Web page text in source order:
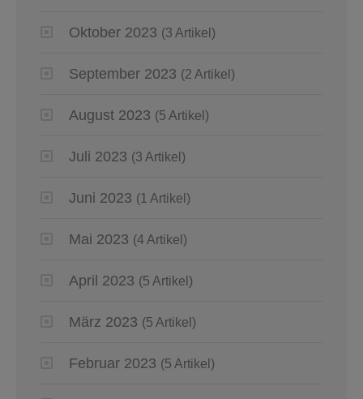
Oktober 2023 (3 Artikel)
September 2023 (2 Artikel)
August 2023 (5 Artikel)
Juli 2023 (3 Artikel)
Juni 2023 (1 Artikel)
Mai 2023 (4 Artikel)
April 2023 (5 Artikel)
März 2023 (5 Artikel)
Februar 2023 (5 Artikel)